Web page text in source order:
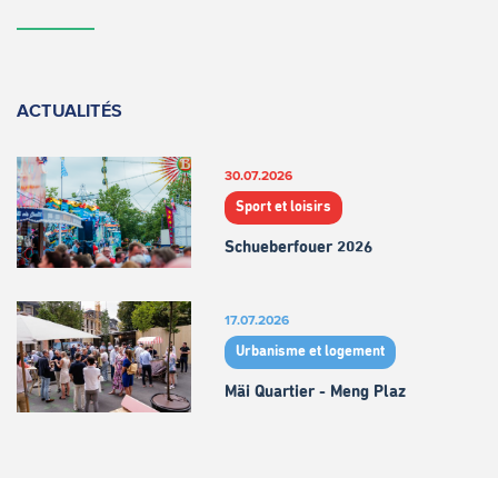
ACTUALITÉS
30.07.2026
Sport et loisirs
Schueberfouer 2026
17.07.2026
Urbanisme et logement
Mäi Quartier - Meng Plaz